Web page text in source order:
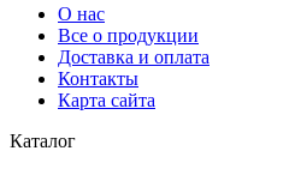
О нас
Все о продукции
Доставка и оплата
Контакты
Карта сайта
Каталог